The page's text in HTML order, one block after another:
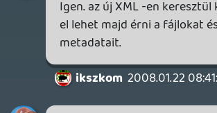
ugyanolyan konzolját és azt mondaná : ms
aha emlékszem milyen szarul tervwezték
meg az x360at 1 év alatt tönkrement ,
könnyen lehet ezt az újat is ilyen szinten
rakták össze, jóhogy sonyt veszek inkább .
hzx